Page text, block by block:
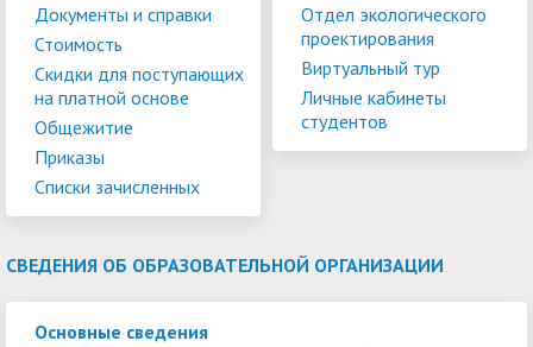
Документы и справки
Стоимость
Скидки для поступающих
на платной основе
Общежитие
Приказы
Списки зачисленных
Отдел экологического
проектирования
Виртуальный тур
Личные кабинеты
студентов
СВЕДЕНИЯ ОБ ОБРАЗОВАТЕЛЬНОЙ ОРГАНИЗАЦИИ
Основные сведения